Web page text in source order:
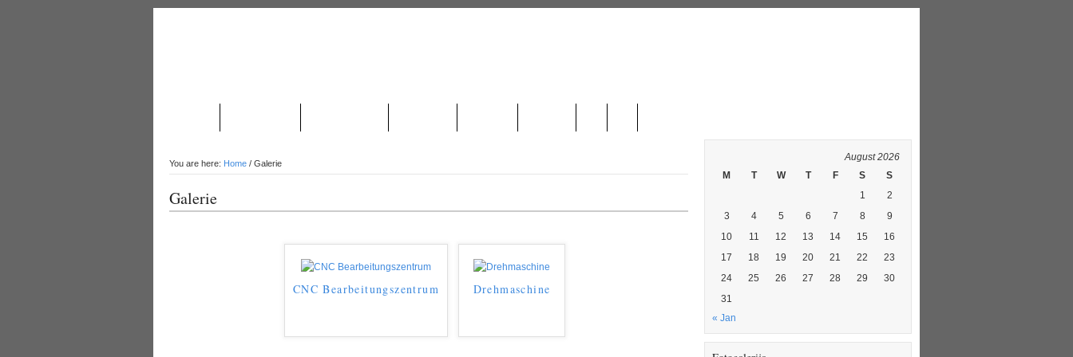
You are here: Home / Galerie
Galerie
CNC Bearbeitungszentrum Drehmaschine
August 2026
M
T W T F S
S
1
2
3
4 5 6 7 8
9
10
11 12 13 14 15
16
17
18 19 20 21 22
23
24
25 26 27 28 29
30
31
« Jan